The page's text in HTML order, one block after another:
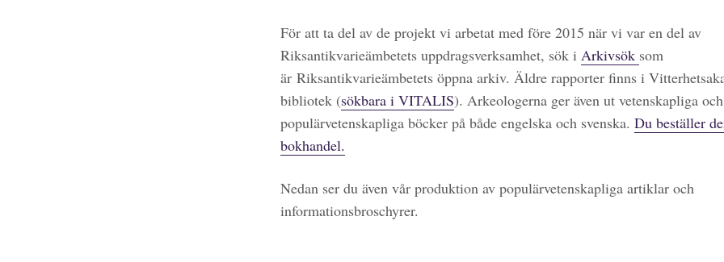
För att ta del av de projekt vi arbetat med före 2015 när vi var en del av
Riksantikvarieämbetets uppdragsverksamhet, sök i Arkivsök som
är Riksantikvarieämbetets öppna arkiv. Äldre rapporter finns i
bibliotek (sökbara i VITALIS). Arkeologerna ger även ut vetenskapliga och
populärvetenskapliga böcker på både engelska och svenska. Du beställer
bokhandel.
Nedan ser du även vår produktion av populärvetenskapliga artiklar och
informationsbroschyrer.